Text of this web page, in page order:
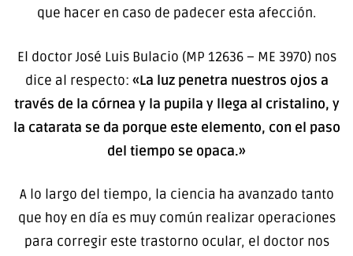
que hacer en caso de padecer esta afección.
El doctor José Luis Bulacio (MP 12636 – ME 3970) nos
dice al respecto: «La luz penetra nuestros ojos a
través de la córnea y la pupila y llega al cristalino, y
la catarata se da porque este elemento, con el paso
del tiempo se opaca.»
A lo largo del tiempo, la ciencia ha avanzado tanto
que hoy en día es muy común realizar operaciones
para corregir este trastorno ocular, el doctor nos